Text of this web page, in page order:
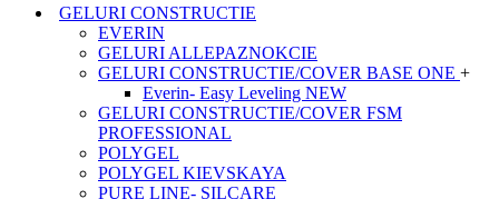
GELURI CONSTRUCTIE
EVERIN
GELURI ALLEPAZNOKCIE
GELURI CONSTRUCTIE/COVER BASE ONE +
Everin- Easy Leveling NEW
GELURI CONSTRUCTIE/COVER FSM
PROFESSIONAL
POLYGEL
POLYGEL KIEVSKAYA
PURE LINE- SILCARE